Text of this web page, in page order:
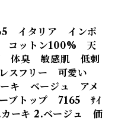
イタリア インポ
ットン100% 天
体臭 敏感肌 低刺
フリー 可愛い
キ ベージュ アメ
ーブトップ 7165 ｻｲ
ーキ 2.ベージュ 価